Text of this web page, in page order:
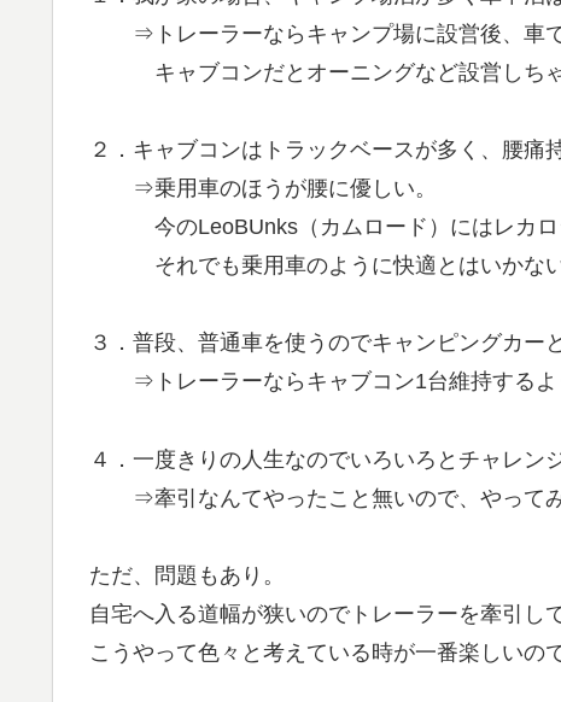
⇒トレーラーならキャンプ場に設営後、車
キャブコンだとオーニングなど設営しちゃ
２．キャブコンはトラックベースが多く、腰痛
⇒乗用車のほうが腰に優しい。
今のLeoBUnks（カムロード）にはレカロ
それでも乗用車のように快適とはいかな
３．普段、普通車を使うのでキャンピングカー
⇒トレーラーならキャブコン1台維持するよ
４．一度きりの人生なのでいろいろとチャレン
⇒牽引なんてやったこと無いので、やって
ただ、問題もあり。
自宅へ入る道幅が狭いのでトレーラーを牽引し
こうやって色々と考えている時が一番楽しいの